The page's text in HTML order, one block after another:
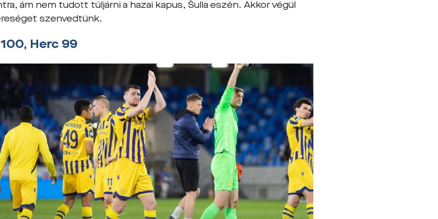
ám nem tudott túljárni a hazai kapus, Šulla eszén. Akkor végül
szenvedtünk.
Herc 99